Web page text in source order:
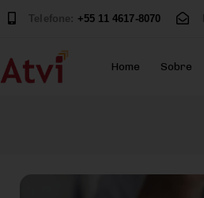
Telefone: +55 11 4617-8070
Home Sobre